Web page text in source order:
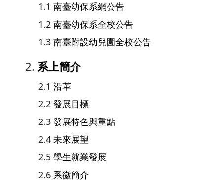
南臺幼保系網公告
南臺幼保系全校公告
南臺附設幼兒園全校公告
系上簡介
沿革
發展目標
發展特色與重點
未來展望
學生就業發展
系徽簡介